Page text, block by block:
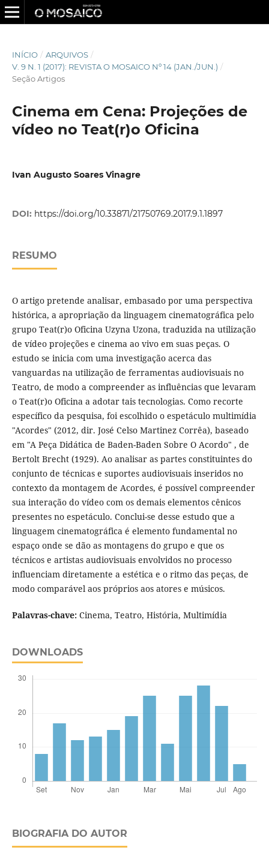
INÍCIO / ARQUIVOS /
V. 9 N. 1 (2017): REVISTA O MOSAICO Nº 14 (JAN./JUN.) /
Seção Artigos
Cinema em Cena: Projeções de
ví­deo no Teat(r)o Oficina
Ivan Augusto Soares Vinagre
DOI: https://doi.org/10.33871/21750769.2017.9.1.1897
RESUMO
O artigo pretende analisar, embasado por uma perspectiva
histórica, a apropriação da linguagem cinematográfica pelo
grupo Teat(r)o Oficina Uzyna Uzona, traduzida na utilização
de ví­deo projeções e cinema ao vivo em suas peças. O
estudo se inicia com uma investigação acerca das
vanguardas na utilização de ferramentas audiovisuais no
Teatro, de modo a compreender as influências que levaram
o Teat(r)o Oficina a adotar tais tecnologias. Como recorte
especí­fico da pesquisa, foi escolhido o espetáculo multimí­dia
"Acordes" (2012, dir. José Celso Martinez Corrêa), baseado
em "A Peça Didática de Baden-Baden Sobre O Acordo" , de
Bertolt Brecht (1929). Ao analisar as partes constituintes do
conjunto de técnicas e suportes audiovisuais inseridos no
contexto da montagem de Acordes, é possí­vel compreender
sua interação do ví­deo com os demais elementos cênicos
presentes no espetáculo. Conclui-se desse estudo que a
linguagem cinematográfica é elemento fundamental no
espaço onde se dão as montagens do grupo e que os
técnicos e artistas audiovisuais envolvidos no processo
influenciam diretamente a estética e o ritmo das peças, de
modo comparável aos próprios aos atores e músicos.
Palavras-chave:Cinema, Teatro, História, Multimí­dia
DOWNLOADS
BIOGRAFIA DO AUTOR